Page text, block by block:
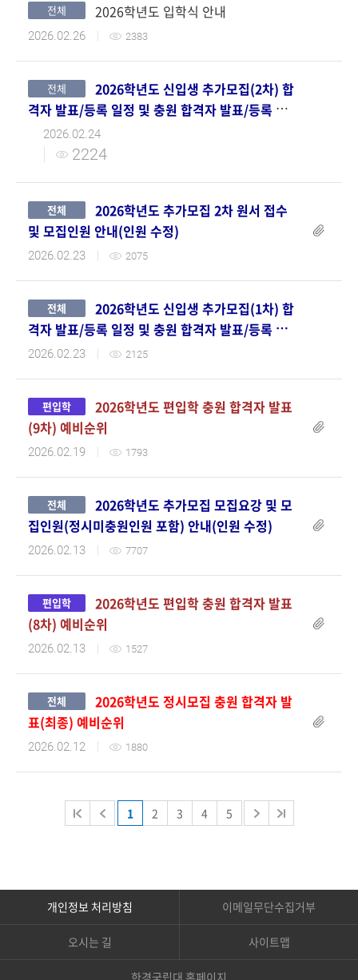
전체 2026학년도 입학식 안내
2026.02.26 2383
전체
2026학년도 신입생 추가모집(2차) 합
격자 발표/등록 일정 및 충원 합격자 발표/등록 일
정 안내
2026.02.24
2224
전체
2026학년도 추가모집 2차 원서 접수
및 모집인원 안내(인원 수정)
첨부파일
2026.02.23 2075
전체
2026학년도 신입생 추가모집(1차) 합
격자 발표/등록 일정 및 충원 합격자 발표/등록 일
정 안내
2026.02.23 2125
편입학
2026학년도 편입학 충원 합격자 발표
(9차) 예비순위
첨부파일
2026.02.19 1793
전체
2026학년도 추가모집 모집요강 및 모
집인원(정시미충원인원 포함) 안내(인원 수정)
첨부파일
2026.02.13 7707
편입학
2026학년도 편입학 충원 합격자 발표
(8차) 예비순위
2026.02.13 1527
전체
2026학년도 정시모집 충원 합격자 발
표(최종) 예비순위
첨부파일
2026.02.12 1880
1 2 3 4 5
개인정보 처리방침 이메일무단수집거부
오시는 길 사이트맵
한경국립대 홈페이지